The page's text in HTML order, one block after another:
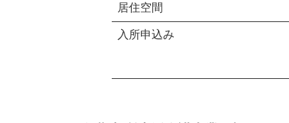
居住空間
入所申込み